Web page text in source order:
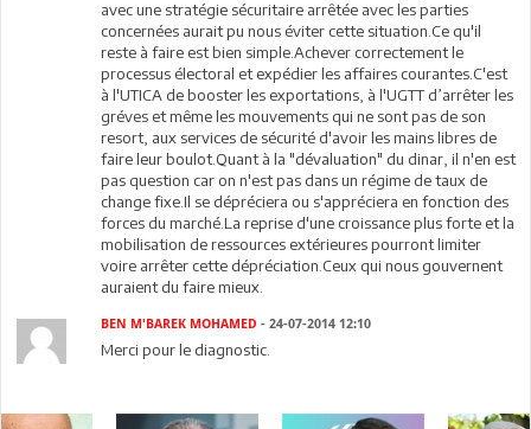
avec une stratégie sécuritaire arrêtée avec les parties
concernées aurait pu nous éviter cette situation.Ce qu'il
reste à faire est bien simple.Achever correctement le
processus électoral et expédier les affaires courantes.C'est
à l'UTICA de booster les exportations, à l'UGTT d’arrêter les
gréves et même les mouvements qui ne sont pas de son
resort, aux services de sécurité d'avoir les mains libres de
faire leur boulot.Quant à la "dévaluation" du dinar, il n'en est
pas question car on n'est pas dans un régime de taux de
change fixe.Il se dépréciera ou s'appréciera en fonction des
forces du marché.La reprise d'une croissance plus forte et la
mobilisation de ressources extérieures pourront limiter
voire arrêter cette dépréciation.Ceux qui nous gouvernent
auraient du faire mieux.
BEN M'BAREK MOHAMED - 24-07-2014 12:10
Merci pour le diagnostic.